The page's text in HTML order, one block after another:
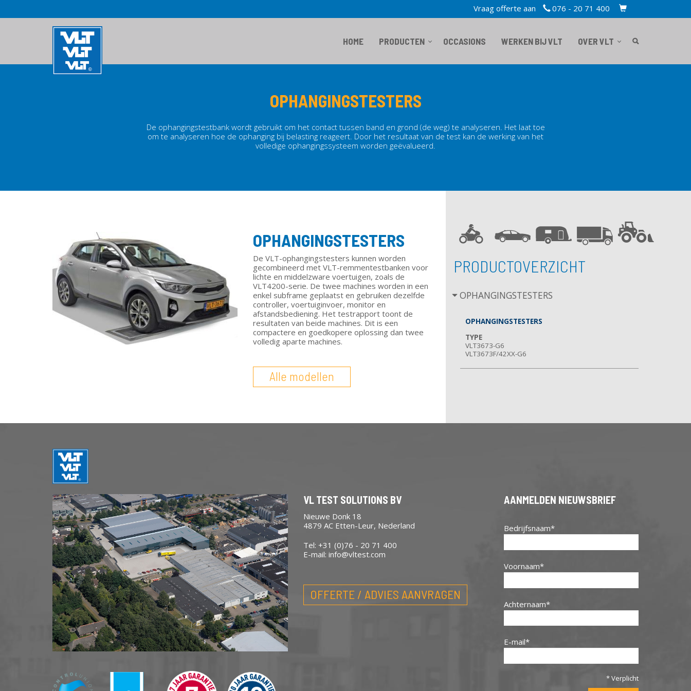
TOPBAR
Vraag offerte aan 076 - 20 71 400
CART
MAIN
NAVIGATION
HOME PRODUCTEN OCCASIONS WERKEN BIJ VLT OVER VLT
OPHANGINGSTESTERS
De ophangingstestbank wordt gebruikt om het contact tussen band en grond (de weg) te analyseren. Het laat toe
om te analyseren hoe de ophanging bij belasting reageert. Door het resultaat van de test kan de werking van het
volledige ophangingssysteem worden geëvalueerd.
OPHANGINGSTESTERS
De VLT-ophangingstesters kunnen worden
gecombineerd met VLT-remmentestbanken voor
lichte en middelzware voertuigen, zoals de
VLT4200-serie. De twee machines worden in een
enkel subframe geplaatst en gebruiken dezelfde
controller, voertuiginvoer, monitor en
afstandsbediening. Het testrapport toont de
resultaten van beide machines. Dit is een
compactere en goedkopere oplossing dan twee
volledig aparte machines.
Alle modellen
PRODUCTOVERZICHT
OPHANGINGSTESTERS
OPHANGINGSTESTERS
TYPE
VLT3673-G6
VLT3673F/42XX-G6
VL TEST SOLUTIONS BV
Nieuwe Donk 18
4879 AC Etten-Leur, Nederland
Tel: +31 (0)76 - 20 71 400
E-mail: info@vltest.com
OFFERTE / ADVIES AANVRAGEN
AANMELDEN NIEUWSBRIEF
Bedrijfsnaam
Voornaam
Achternaam
E-mail
* Verplicht